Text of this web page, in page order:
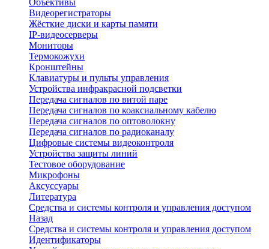
Объективы
Видеорегистраторы
Жёсткие диски и карты памяти
IP-видеосерверы
Мониторы
Термокожухи
Кронштейны
Клавиатуры и пульты управления
Устройства инфракрасной подсветки
Передача сигналов по витой паре
Передача сигналов по коаксиальному кабелю
Передача сигналов по оптоволокну
Передача сигналов по радиоканалу
Цифровые системы видеоконтроля
Устройства защиты линий
Тестовое оборудование
Микрофоны
Аксуссуары
Литература
Средства и системы контроля и управления доступом
Назад
Средства и системы контроля и управления доступом
Идентификаторы